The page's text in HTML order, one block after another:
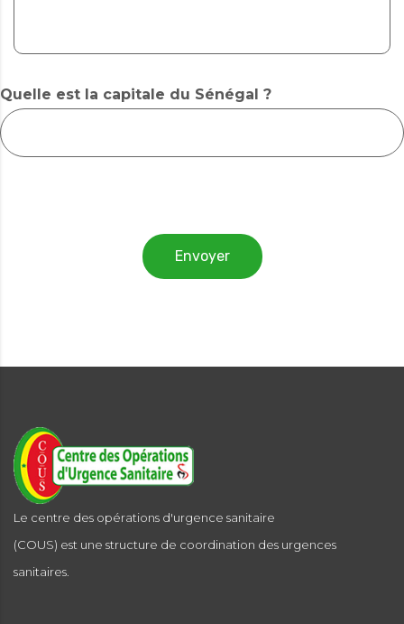
Quelle est la capitale du Sénégal ?
Envoyer
Le centre des opérations d'urgence sanitaire
(COUS) est une structure de coordination des urgences
sanitaires.